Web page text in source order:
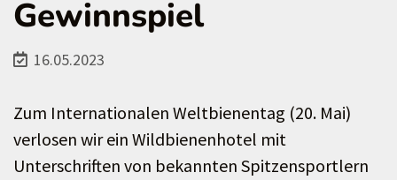
Gewinnspiel
16.05.2023
Zum Internationalen Weltbienentag (20. Mai)
verlosen wir ein Wildbienenhotel mit
Unterschriften von bekannten Spitzensportlern